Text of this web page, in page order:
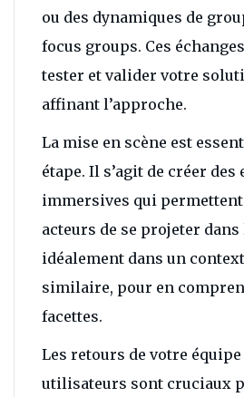
ou des dynamiques de
focus groups. Ces
tester et valider votre
affinant l’approche.
La mise en scène est
étape. Il s’agit de créer
immersives qui permettent
acteurs de se projeter
idéalement dans un
similaire, pour en
facettes.
Les retours de votre équipe
utilisateurs sont cruciaux